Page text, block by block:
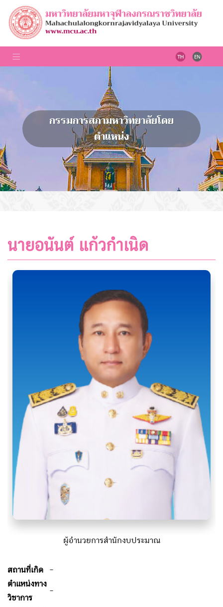
กรรมการสภามหาวิทยาลัยโดย
ตำแหน่ง
นายอนันต์ แก้วกำเนิด
ผู้อำนวยการสำนักงบประมาณ
สถานที่เกิด
-
ตำแหน่งทาง
วิชาการ
-